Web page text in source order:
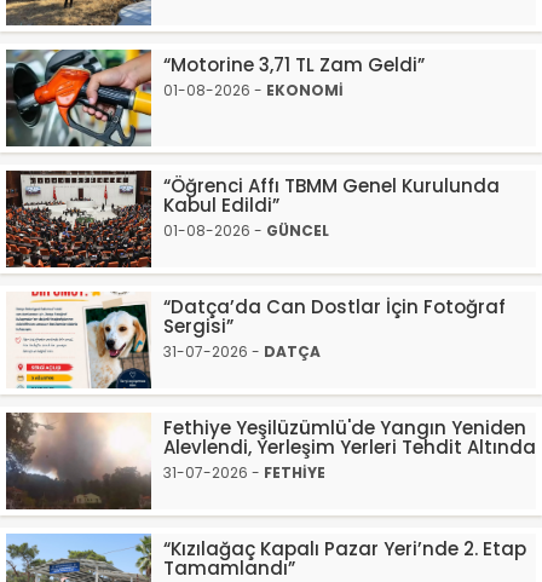
“Motorine 3,71 TL Zam Geldi”
01-08-2026 - EKONOMİ
“Öğrenci Affı TBMM Genel Kurulunda
Kabul Edildi”
01-08-2026 - GÜNCEL
“Datça’da Can Dostlar İçin Fotoğraf
Sergisi”
31-07-2026 - DATÇA
Fethiye Yeşilüzümlü'de Yangın Yeniden
Alevlendi, Yerleşim Yerleri Tehdit Altında
31-07-2026 - FETHİYE
“Kızılağaç Kapalı Pazar Yeri’nde 2. Etap
Tamamlandı”